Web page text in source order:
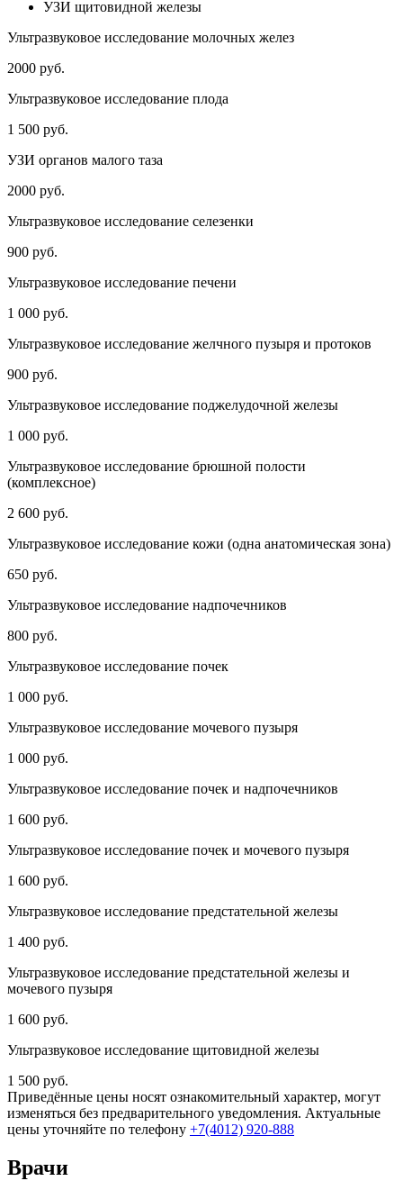
УЗИ щитовидной железы
Ультразвуковое исследование молочных желез
2000 руб.
Ультразвуковое исследование плода
1 500 руб.
УЗИ органов малого таза
2000 руб.
Ультразвуковое исследование селезенки
900 руб.
Ультразвуковое исследование печени
1 000 руб.
Ультразвуковое исследование желчного пузыря и протоков
900 руб.
Ультразвуковое исследование поджелудочной железы
1 000 руб.
Ультразвуковое исследование брюшной полости
(комплексное)
2 600 руб.
Ультразвуковое исследование кожи (одна анатомическая зона)
650 руб.
Ультразвуковое исследование надпочечников
800 руб.
Ультразвуковое исследование почек
1 000 руб.
Ультразвуковое исследование мочевого пузыря
1 000 руб.
Ультразвуковое исследование почек и надпочечников
1 600 руб.
Ультразвуковое исследование почек и мочевого пузыря
1 600 руб.
Ультразвуковое исследование предстательной железы
1 400 руб.
Ультразвуковое исследование предстательной железы и
мочевого пузыря
1 600 руб.
Ультразвуковое исследование щитовидной железы
1 500 руб.
Приведённые цены носят ознакомительный характер, могут
изменяться без предварительного уведомления. Актуальные
цены уточняйте по телефону +7(4012) 920-888
Врачи